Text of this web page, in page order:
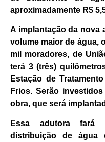
aproximadamente R$
A implantação da nova
volume maior de água,
mil moradores, de
terá 3 (três)
Estação de
Frios. Serão
obra, que será
Essa adutora fará
distribuição de água